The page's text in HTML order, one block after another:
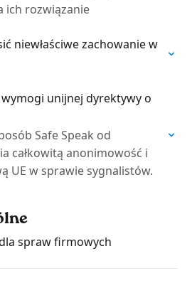
ich rozwiązanie
niewłaściwe zachowanie w
wymogi unijnej dyrektywy o
Safe Speak od
całkowitą anonimowość i
UE w sprawie sygnalistów.
spraw firmowych